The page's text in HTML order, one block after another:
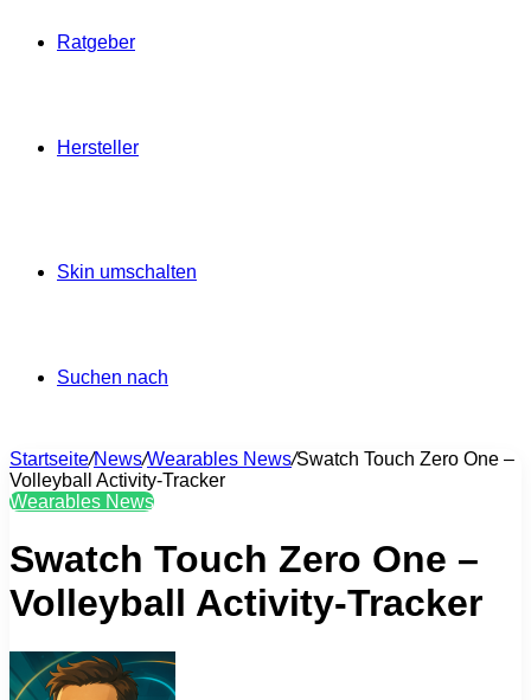
Ratgeber
Hersteller
Skin umschalten
Suchen nach
Startseite/News/Wearables News/Swatch Touch Zero One –
Volleyball Activity-Tracker
Wearables News
Swatch Touch Zero One –
Volleyball Activity-Tracker